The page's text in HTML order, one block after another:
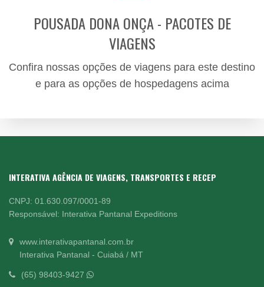
POUSADA DONA ONÇA - PACOTES DE
VIAGENS
Confira nossas opções de viagens para este destino
e para as opções de hospedagens acima
INTERATIVA AGÊNCIA DE VIAGENS, TRANSPORTES E RECEP
CNPJ: 01.630.097/0001-89
Responsável: Interativa Pantanal Expeditions
www.interativapantanal.com.br
Interativa Pantanal - Cuiabá / MT
(65) 98403-9427